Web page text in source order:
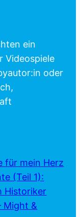
ein
Videospiele
oder
für mein Herz
(Teil 1):
Historiker
Might &